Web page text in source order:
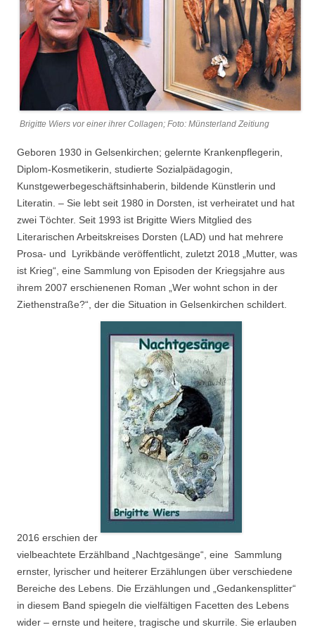
Brigitte Wiers vor einer ihrer Collagen; Foto: Münsterland Zeitiung
Geboren 1930 in Gelsenkirchen; gelernte Krankenpflegerin,
Diplom-Kosmetikerin, studierte Sozialpädagogin,
Kunstgewerbegeschäftsinhaberin, bildende Künstlerin und
Literatin. – Sie lebt seit 1980 in Dorsten, ist verheiratet und hat
zwei Töchter. Seit 1993 ist Brigitte Wiers Mitglied des
Literarischen Arbeitskreises Dorsten (LAD) und hat mehrere
Prosa- und Lyrikbände veröffentlicht, zuletzt 2018 „Mutter, was
ist Krieg“, eine Sammlung von Episoden der Kriegsjahre aus
ihrem 2007 erschienenen Roman „Wer wohnt schon in der
Ziethenstraße?“, der die Situation in Gelsenkirchen schildert.
2016 erschien der
vielbeachtete Erzählband „Nachtgesänge“, eine Sammlung
ernster, lyrischer und heiterer Erzählungen über verschiedene
Bereiche des Lebens. Die Erzählungen und „Gedankensplitter“
in diesem Band spiegeln die vielfältigen Facetten des Lebens
wider – ernste und heitere, tragische und skurrile. Sie erlauben